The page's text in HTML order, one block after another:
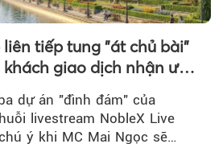
liên tiếp tung "át chủ bài"
khách giao dịch nhận ưu
dự án "đình đám" của
livestream NobleX Live
ý khi MC Mai Ngọc sẽ